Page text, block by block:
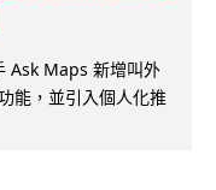
Ask Maps 新增叫外
能，並引入個人化推